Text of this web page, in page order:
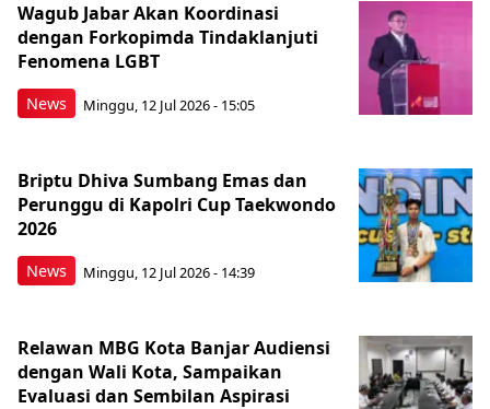
News
Wagub Jabar Akan Koordinasi
dengan Forkopimda Tindaklanjuti
Fenomena LGBT
Minggu, 12 Jul 2026 - 15:05
News
Briptu Dhiva Sumbang Emas dan
Perunggu di Kapolri Cup Taekwondo
2026
Minggu, 12 Jul 2026 - 14:39
Relawan MBG Kota Banjar Audiensi
dengan Wali Kota, Sampaikan
Evaluasi dan Sembilan Aspirasi